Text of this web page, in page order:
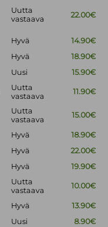
Uutta
vastaava
22.00€
Hyvä
14.90€
Hyvä
18.90€
Uusi 15.90€
Uutta
vastaava
11.90€
Uutta
vastaava
15.00€
Hyvä
18.90€
Hyvä
22.00€
Hyvä 19.90€
Uutta
vastaava
10.00€
Hyvä
13.90€
Uusi
8.90€